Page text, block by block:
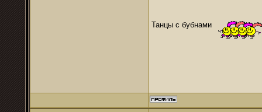
Танцы с бубнами